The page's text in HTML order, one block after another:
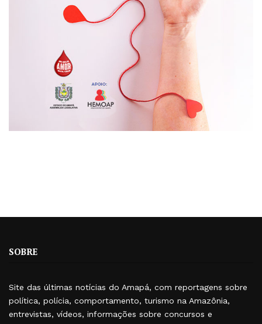
SOBRE
Site das últimas notícias do Amapá, com reportagens sobre
política, polícia, comportamento, turismo na Amazônia,
entrevistas, vídeos, informações sobre concursos e